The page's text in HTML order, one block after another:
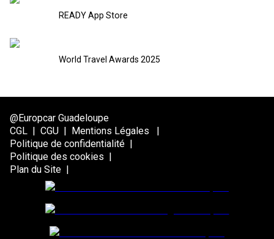
READY App Store
World Travel Awards 2025
@Europcar Guadeloupe
CGL | CGU | Mentions Légales
|
Politique de confidentialité |
Politique des cookies |
Plan du Site |